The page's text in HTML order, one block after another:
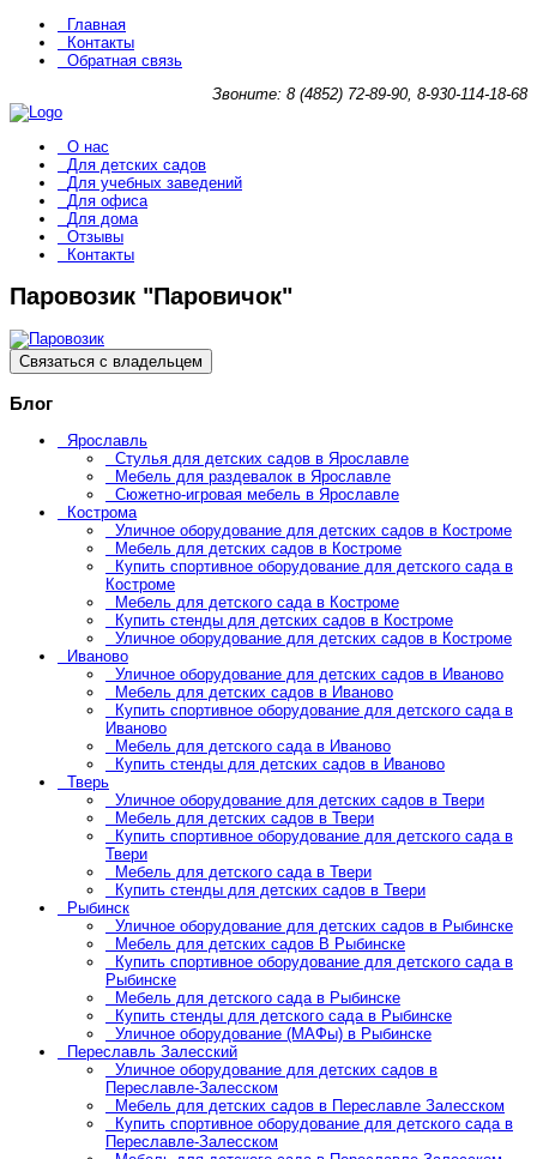
Главная
Контакты
Обратная связь
Звоните: 8 (4852) 72-89-90, 8-930-114-18-68
О нас
Для детских садов
Для учебных заведений
Для офиса
Для дома
Отзывы
Контакты
Паровозик "Паровичок"
Связаться с владельцем
Блог
Ярославль
Стулья для детских садов в Ярославле
Мебель для раздевалок в Ярославле
Сюжетно-игровая мебель в Ярославле
Кострома
Уличное оборудование для детских садов в Костроме
Мебель для детских садов в Костроме
Купить спортивное оборудование для детского сада в
Костроме
Мебель для детского сада в Костроме
Купить стенды для детских садов в Костроме
Уличное оборудование для детских садов в Костроме
Иваново
Уличное оборудование для детских садов в Иваново
Мебель для детских садов в Иваново
Купить спортивное оборудование для детского сада в
Иваново
Мебель для детского сада в Иваново
Купить стенды для детских садов в Иваново
Тверь
Уличное оборудование для детских садов в Твери
Мебель для детских садов в Твери
Купить спортивное оборудование для детского сада в
Твери
Мебель для детского сада в Твери
Купить стенды для детских садов в Твери
Рыбинск
Уличное оборудование для детских садов в Рыбинске
Мебель для детских садов В Рыбинске
Купить спортивное оборудование для детского сада в
Рыбинске
Мебель для детского сада в Рыбинске
Купить стенды для детского сада в Рыбинске
Уличное оборудование (МАФы) в Рыбинске
Переславль Залесский
Уличное оборудование для детских садов в
Переславле-Залесском
Мебель для детских садов в Переславле Залесском
Купить спортивное оборудование для детского сада в
Переславле-Залесском